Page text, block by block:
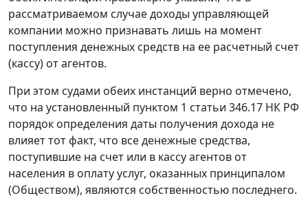
рассматриваемом случае доходы управляющей
компании можно признавать лишь на момент
поступления денежных средств на ее расчетный счет
(кассу) от агентов.
При этом судами обеих инстанций верно отмечено,
что на установленный пунктом 1 статьи 346.17 НК РФ
порядок определения даты получения дохода не
влияет тот факт, что все денежные средства,
поступившие на счет или в кассу агентов от
населения в оплату услуг, оказанных принципалом
(Обществом), являются собственностью последнего.